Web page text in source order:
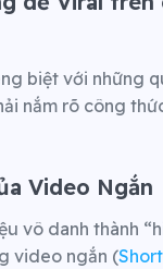
biệt với những
nắm rõ công
Video Ngắn
vô danh thành
video ngắn (